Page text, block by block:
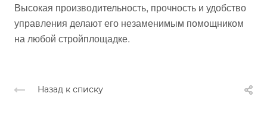
Высокая производительность, прочность и удобство
управления делают его незаменимым помощником
на любой стройплощадке.
Назад к списку